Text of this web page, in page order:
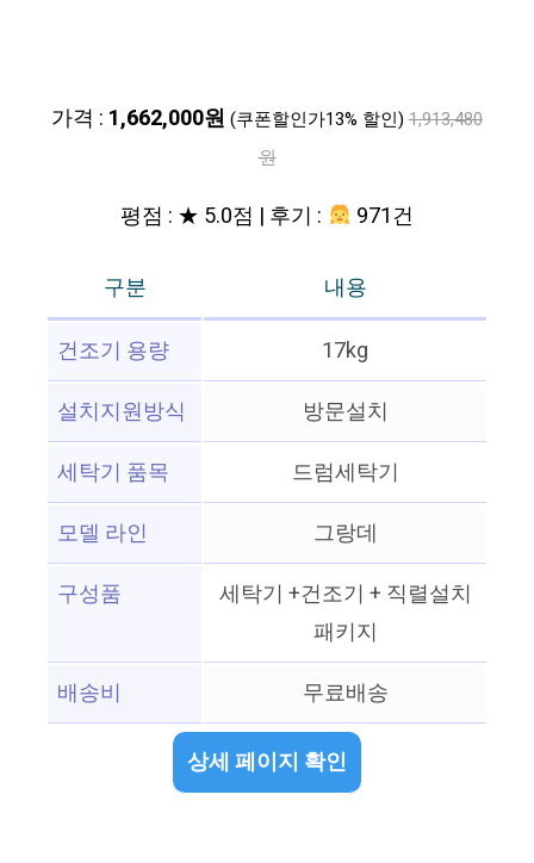
가격 : 1,662,000원 (쿠폰할인가13% 할인) 1,913,480
원
평점 : ★ 5.0점 | 후기 : 971건
구분
내용
건조기 용량
17kg
설치지원방식
방문설치
세탁기 품목
드럼세탁기
모델 라인
그랑데
구성품
세탁기 +건조기 + 직렬설치
패키지
배송비
무료배송
상세 페이지 확인